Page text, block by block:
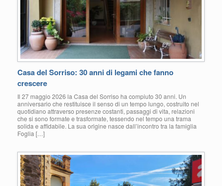
Casa del Sorriso: 30 anni di legami che fanno
crescere
Il 27 maggio 2026 la Casa del Sorriso ha compiuto 30 anni. Un
anniversario che restituisce il senso di un tempo lungo, costruito nel
quotidiano attraverso presenze costanti, passaggi di vita, relazioni
che si sono formate e trasformate, tessendo nel tempo una trama
solida e affidabile. La sua origine nasce dall’incontro tra la famiglia
Foglia […]